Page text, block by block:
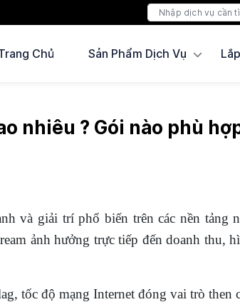
Chủ Sản Phẩm Dịch Vụ
nhiêu ? Gói nào phù
và giải trí phổ biến trên các nền tảng
ảnh hưởng trực tiếp đến doanh thu,
tốc độ mạng Internet đóng vai trò then